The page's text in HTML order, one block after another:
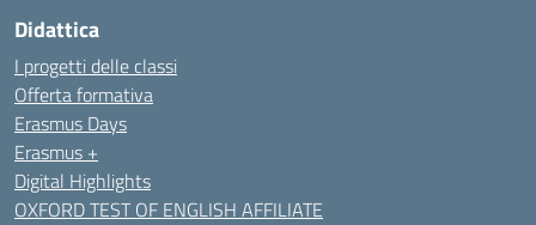
Didattica
I progetti delle classi
Offerta formativa
Erasmus Days
Erasmus +
Digital Highlights
OXFORD TEST OF ENGLISH AFFILIATE